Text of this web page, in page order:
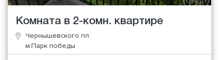
Комната в 2-комн. квартире
Чернышевского пл.
м.Парк победы